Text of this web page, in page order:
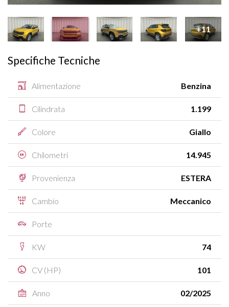
+11
Specifiche Tecniche
Alimentazione Benzina
Cilindrata 1.199
Colore Giallo
Chilometri 14.945
Provenienza ESTERA
Cambio Meccanico
Porte
KW 74
CV (HP) 101
Anno 02/2025